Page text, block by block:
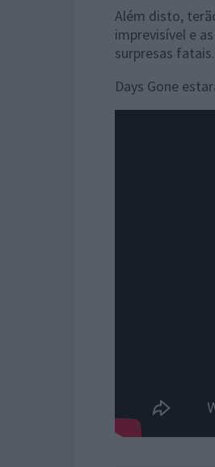
Além disto,
imprevisível e
surpresas fatais.
Days Gone